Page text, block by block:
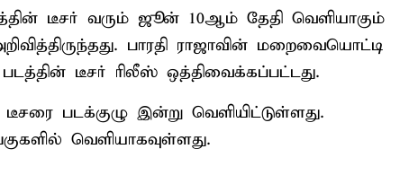
டீசர் வரும் ஜூன் 10ஆம் தேதி வெளியாகும்
பாரதி ராஜாவின் மறைவையொட்டி
டீசர் ரிலீஸ் ஒத்திவைக்கப்பட்டது.
படக்குழு இன்று வெளியிட்டுள்ளது.
வெளியாகவுள்ளது.